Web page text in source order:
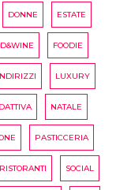
DONNE ESTATE
FOODIE
LUXURY
NATALE
PASTICCERIA
RISTORANTI SOCIAL